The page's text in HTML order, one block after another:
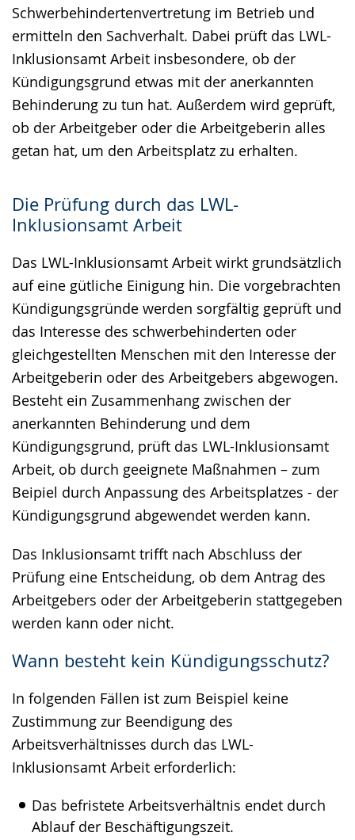
Schwerbehindertenvertretung im Betrieb und
ermitteln den Sachverhalt. Dabei prüft das LWL-
Inklusionsamt Arbeit insbesondere, ob der
Kündigungsgrund etwas mit der anerkannten
Behinderung zu tun hat. Außerdem wird geprüft,
ob der Arbeitgeber oder die Arbeitgeberin alles
getan hat, um den Arbeitsplatz zu erhalten.
Die Prüfung durch das LWL-
Inklusionsamt Arbeit
Das LWL-Inklusionsamt Arbeit wirkt grundsätzlich
auf eine gütliche Einigung hin. Die vorgebrachten
Kündigungsgründe werden sorgfältig geprüft und
das Interesse des schwerbehinderten oder
gleichgestellten Menschen mit den Interesse der
Arbeitgeberin oder des Arbeitgebers abgewogen.
Besteht ein Zusammenhang zwischen der
anerkannten Behinderung und dem
Kündigungsgrund, prüft das LWL-Inklusionsamt
Arbeit, ob durch geeignete Maßnahmen – zum
Beipiel durch Anpassung des Arbeitsplatzes - der
Kündigungsgrund abgewendet werden kann.
Das Inklusionsamt trifft nach Abschluss der
Prüfung eine Entscheidung, ob dem Antrag des
Arbeitgebers oder der Arbeitgeberin stattgegeben
werden kann oder nicht.
Wann besteht kein Kündigungsschutz?
In folgenden Fällen ist zum Beispiel keine
Zustimmung zur Beendigung des
Arbeitsverhältnisses durch das LWL-
Inklusionsamt Arbeit erforderlich:
Das befristete Arbeitsverhältnis endet durch
Ablauf der Beschäftigungszeit.